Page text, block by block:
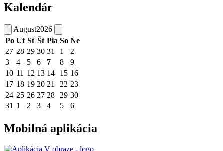
Kalendár
August2026
Po Ut St Št Pia So Ne
27 28 29 30 31 1
2
3
4 5 6 7 8
9
10 11 12 13 14 15 16
17 18 19 20 21 22 23
24 25 26 27 28 29 30
31 1 2 3 4 5 6
Mobilná aplikácia